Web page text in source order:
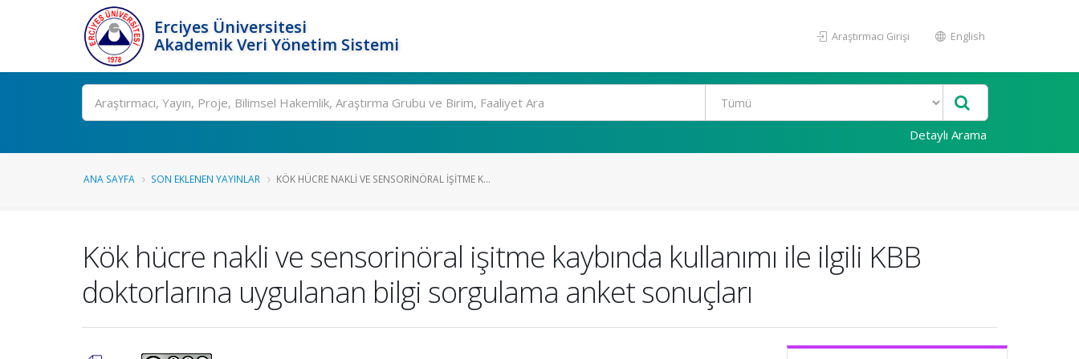
Erciyes Üniversitesi
Akademik Veri Yönetim Sistemi
Araştırmacı Girişi English
Ara
Detaylı Arama
ANA SAYFA SON EKLENEN YAYINLAR KÖK HÜCRE NAKLI VE SENSORINÖRAL IŞITME K...
Kök hücre nakli ve sensorinöral işitme kaybında kullanımı ile ilgili KBB
doktorlarına uygulanan bilgi sorgulama anket sonuçları